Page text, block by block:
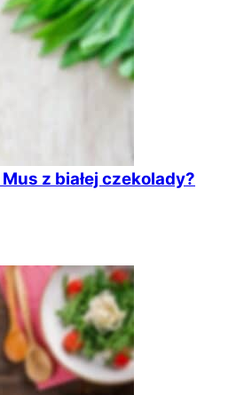
z białej czekolady?